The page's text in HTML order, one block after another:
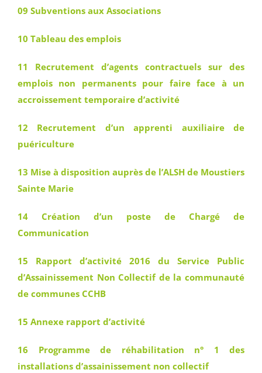
09 Subventions aux Associations
10 Tableau des emplois
11 Recrutement d’agents contractuels sur des
emplois non permanents pour faire face à un
accroissement temporaire d’activité
12 Recrutement d’un apprenti auxiliaire de
puériculture
13 Mise à disposition auprès de l’ALSH de Moustiers
Sainte Marie
14 Création d’un poste de Chargé de
Communication
15 Rapport d’activité 2016 du Service Public
d’Assainissement Non Collectif de la communauté
de communes CCHB
15 Annexe rapport d’activité
16 Programme de réhabilitation n° 1 des
installations d’assainissement non collectif